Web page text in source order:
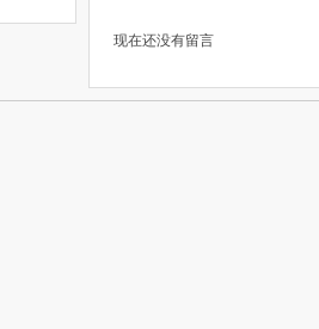
现在还没有留言